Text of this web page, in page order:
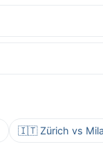
🇮🇹 Zürich vs